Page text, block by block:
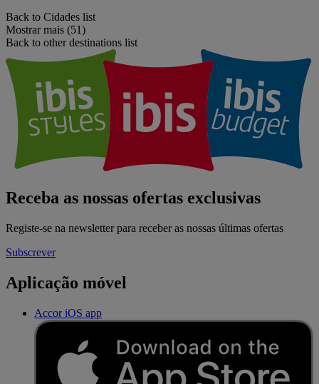
Back to Cidades list
Mostrar mais (51)
Back to other destinations list
Receba as nossas ofertas exclusivas
Registe-se na newsletter para receber as nossas últimas ofertas
Subscrever
Aplicação móvel
Accor iOS app